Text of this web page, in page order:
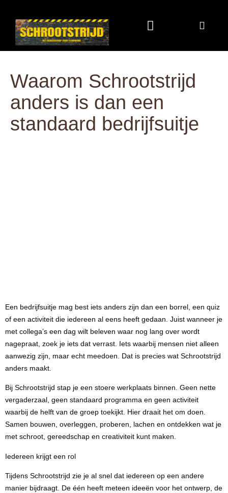
Waarom Schrootstrijd
anders is dan een
standaard bedrijfsuitje
Een bedrijfsuitje mag best iets anders zijn dan een borrel, een quiz
of een activiteit die iedereen al eens heeft gedaan. Juist wanneer je
met collega’s een dag wilt beleven waar nog lang over wordt
nagepraat, zoek je iets dat verrast. Iets waarbij mensen niet alleen
aanwezig zijn, maar echt meedoen. Dat is precies wat Schrootstrijd
anders maakt.
Bij Schrootstrijd stap je een stoere werkplaats binnen. Geen nette
vergaderzaal, geen standaard programma en geen activiteit
waarbij de helft van de groep toekijkt. Hier draait het om doen.
Samen bouwen, overleggen, proberen, lachen en ontdekken wat je
met schroot, gereedschap en creativiteit kunt maken.
Iedereen krijgt een rol
Tijdens Schrootstrijd zie je al snel dat iedereen op een andere
manier bijdraagt. De één heeft meteen ideeën voor het ontwerp, de